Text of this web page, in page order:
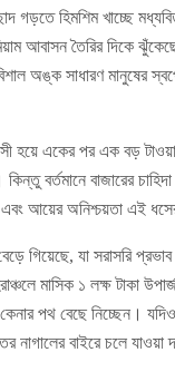
গড়তে হিমশিম খাচ্ছে
আবাসন তৈরির দিকে
অঙ্ক সাধারণ মানুষের
হয়ে একের পর এক বড়
বর্তমানে বাজারের
এবং আয়ের অনিশ্চয়তা এই
গিয়েছে, যা সরাসরি
মাসিক ১ লক্ষ টাকা
পথ বেছে নিচ্ছেন। যদিও
নাগালের বাইরে চলে